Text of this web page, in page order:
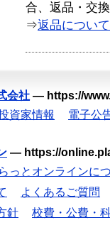
合、返品・交
⇒返品につい
会社 — https://
資家情報 電子公
— https://
っとオンラインに
よくあるご質問
針
校費・公費・